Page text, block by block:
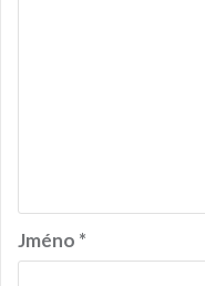
s
p
Jméno *